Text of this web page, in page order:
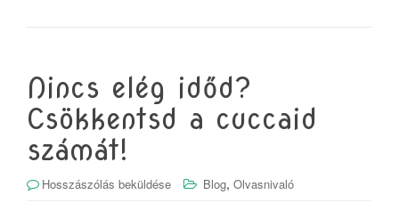
Nincs elég időd?
Csökkentsd a cuccaid
számát!
Hosszászólás beküldése Blog, Olvasnivaló